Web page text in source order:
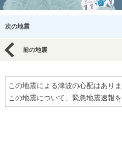
次の地震
前の地震
この地震による津波の心配はありま
この地震について、緊急地震速報